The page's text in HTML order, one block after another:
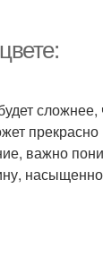
сложнее,
прекрасно
важно